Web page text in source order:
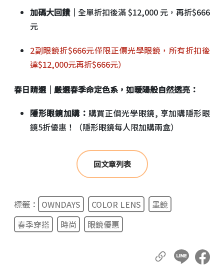
加碼大回饋｜ 全單折扣後滿 $12,000 元，再折$666
元
2副眼鏡折$666元僅限正價光學眼鏡，所有折扣後
達$12,000元再折$666元）
春日睛選｜嚴選春季命定色系，如暖陽般自然透亮：
隱形眼鏡加購： 購買正價光學眼鏡, 享加購隱形眼
鏡5折優惠！（隱形眼鏡每人限加購兩盒）
回文章列表
標籤： OWNDAYS COLOR LENS
墨鏡
春季穿搭
時尚 眼鏡優惠